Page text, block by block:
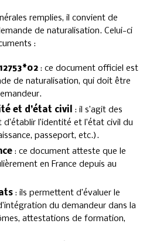
remplies, il convient de
de naturalisation. Celui-ci
:
: ce document officiel est
de naturalisation, qui doit être
et d’état civil
: il s’agit des
l’identité et l’état civil du
passeport, etc.).
: ce document atteste que le
en France depuis au
: ils permettent d’évaluer le
du demandeur dans la
attestations de formation,